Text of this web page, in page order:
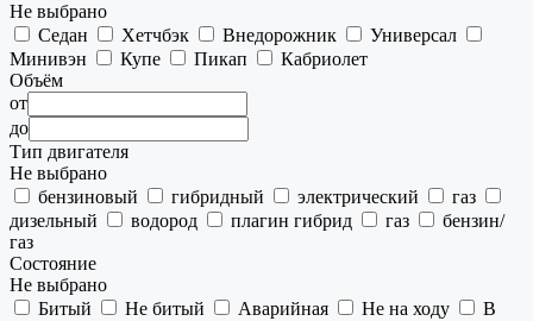
Не выбрано
Седан
Хетчбэк Внедорожник
Универсал
Минивэн
Купе Пикап
Кабриолет
Объём
от
до
Тип двигателя
Не выбрано
бензиновый
гибридный электрический
газ
дизельный
водород плагин гибрид газ
бензин/
газ
Состояние
Не выбрано
Битый
Не битый Аварийная Не на ходу
В